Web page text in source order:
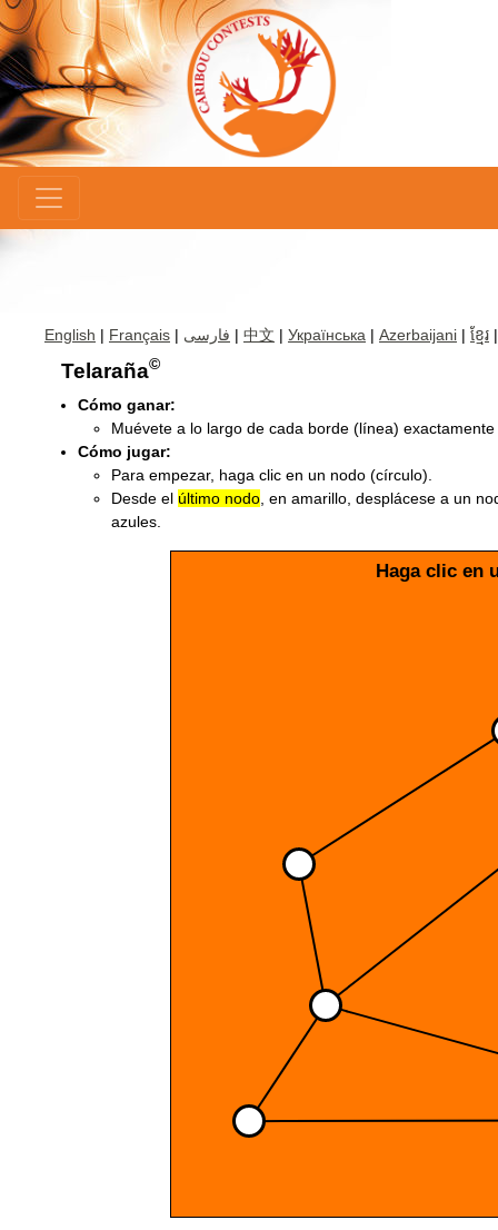
English | Français | فارسی | 中文 | Українська | Azerbaijani | ខ្មែរ
Telaraña©
Cómo ganar:
Muévete a lo largo de cada borde (línea)
Cómo jugar:
Para empezar, haga clic en un nodo (círculo).
Desde el último nodo , en amarillo, desplácese a un
azules.
Haga clic en